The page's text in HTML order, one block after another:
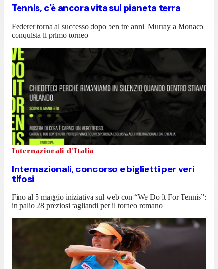
Tennis, c'è ancora vita sul pianeta terra
Federer torna al successo dopo ben tre anni. Murray a Monaco
conquista il primo torneo
Internazionali d'Italia
Internazionali, concorso e biglietti per veri
tifosi
Fino al 5 maggio iniziativa sul web con “We Do It For Tennis”:
in palio 28 preziosi tagliandi per il torneo romano